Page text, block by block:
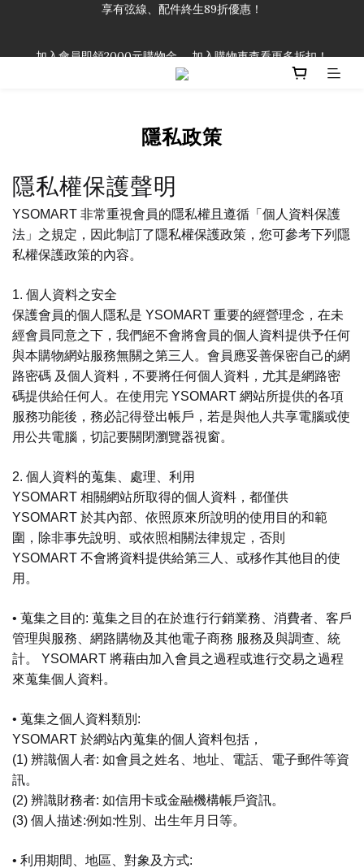
「一生弦命！」單筆購買弦線、配件滿$999（不含運費），即可
「一生弦命！」單筆購買弦線、配件滿$999（不含運費），即可
隱私政策
隱私權保護聲明
YSOMART 非常重視會員的隱私權且遵循「個人資料保護
法」之規定，因此制訂了隱私權保護政策，您可參考下列隱
私權保護政策的內容。
1. 個人資料之安全
保護會員的個人隱私是 YSOMART 重要的經營理念，在未
經會員同意之下，我們絕不會將會員的個人資料提供予任何
與本購物網站服務無關之第三人。會員應妥善保密自己的網
路密碼 及個人資料，不要將任何個人資料，尤其是網路密
碼提供給任何人。在使用完 YSOMART 網站所提供的各項
服務功能後，務必記得登出帳戶，若是與他人共享電腦或使
用公共電腦，切記要關閉瀏覽器視窗。
2. 個人資料的蒐集、處理、利用
YSOMART 相關網站所取得的個人資料，都僅供
YSOMART 於其內部、依照原來所說明的使用目的和範
圍，除非事先說明、或依照相關法律規定，否則
YSOMART 不會將資料提供給第三人、或移作其他目的使
用。
• 蒐集之目的: 蒐集之目的在於進行行銷業務、消費者、客戶
管理與服務、網路購物及其他電子商務 服務及與調查、統
計。 YSOMART 將藉由加入會員之過程或進行交易之過程
來蒐集個人資料。
• 蒐集之個人資料類別:
YSOMART 於網站內蒐集的個人資料包括，
(1) 辨識個人者: 如會員之姓名、地址、電話、電子郵件等資
訊。
(2) 辨識財務者: 如信用卡或金融機構帳戶資訊。
(3) 個人描述:例如:性別、出生年月日等。
• 利用期間、地區、對象及方式: